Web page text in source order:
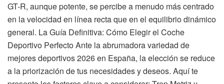
GT-R, aunque potente, se percibe a menudo más centrado
en la velocidad en línea recta que en el equilibrio dinámico
general. La Guía Definitiva: Cómo Elegir el Coche
Deportivo Perfecto Ante la abrumadora variedad de
mejores deportivos 2026 en España, la elección se reduce
a la priorización de tus necesidades y deseos. Aquí te